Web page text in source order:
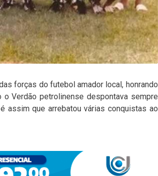
forças do futebol amador local, honrando
Verdão petrolinense despontava sempre
assim que arrebatou várias conquistas ao